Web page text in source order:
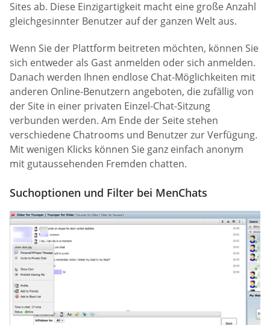
Sites ab. Diese Einzigartigkeit macht eine große Anzahl
gleichgesinnter Benutzer auf der ganzen Welt aus.
Wenn Sie der Plattform beitreten möchten, können Sie
sich entweder als Gast anmelden oder sich anmelden.
Danach werden Ihnen endlose Chat-Möglichkeiten mit
anderen Online-Benutzern angeboten, die zufällig von
der Site in einer privaten Einzel-Chat-Sitzung
verbunden werden. Am Ende der Seite stehen
verschiedene Chatrooms und Benutzer zur Verfügung.
Mit wenigen Klicks können Sie ganz einfach anonym
mit gutaussehenden Fremden chatten.
Suchoptionen und Filter bei MenChats